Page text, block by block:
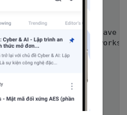
way or another, I have
/* clean up our
succeeeded!'
am unstable :/'